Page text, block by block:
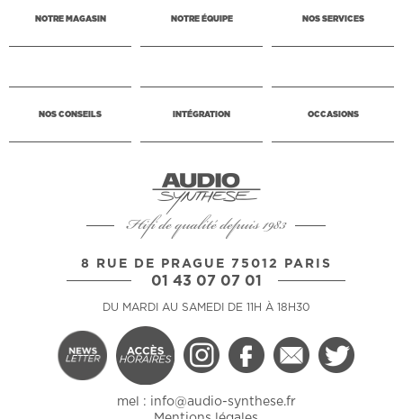
NOTRE MAGASIN NOTRE ÉQUIPE NOS SERVICES
NOS CONSEILS INTÉGRATION OCCASIONS
Hifi de qualité depuis 1983
8 RUE DE PRAGUE 75012 PARIS
01 43 07 07 01
DU MARDI AU SAMEDI DE 11H À 18H30
mel : info@audio-synthese.fr